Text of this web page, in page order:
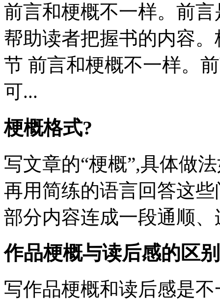
前言和梗概不一样。前
帮助读者把握书的内容
节 前言和梗概不一样。
可...
梗概格式?
写文章的“梗概”,具体做
再用简练的语言回答这
部分内容连成一段通顺
作品梗概与读后感的区
写作品梗概和读后感是